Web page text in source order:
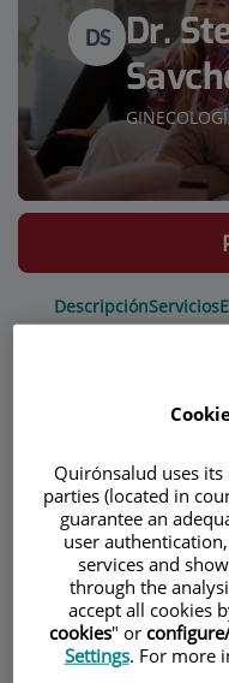
DS
Dr.
DescripciónServicios
Introducción:
pélvico?
La
pérdida
Quirónsalud uses
parties (located in
guarantee an
user
services and
through the
accept all cookies
cookies" or
Settings. For more